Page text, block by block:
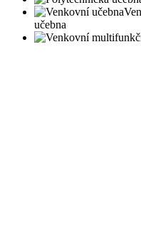
učebna